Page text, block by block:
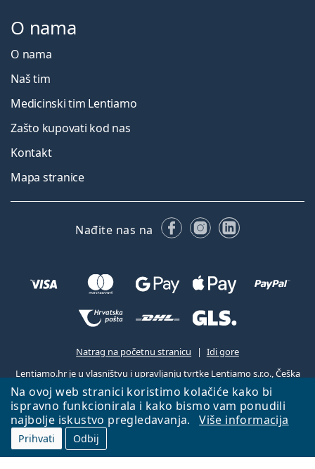
Na ovoj web stranici koristimo kolačiće kako bi
ispravno funkcionirala i kako bismo vam ponudili
najbolje iskustvo pregledavanja.
Više informacija
Prihvati Odbij
O nama
O nama
Naš tim
Medicinski tim Lentiamo
Zašto kupovati kod nas
Kontakt
Mapa stranice
Nađite nas na FacebookuInstagramu
LinkedIn
Natrag na početnu stranicu
Idi gore
Lentiamo.hr je u vlasništvu i upravljanju tvrtke Lentiamo s.r.o., Češka
Republika
S vama smo već 18 godina.